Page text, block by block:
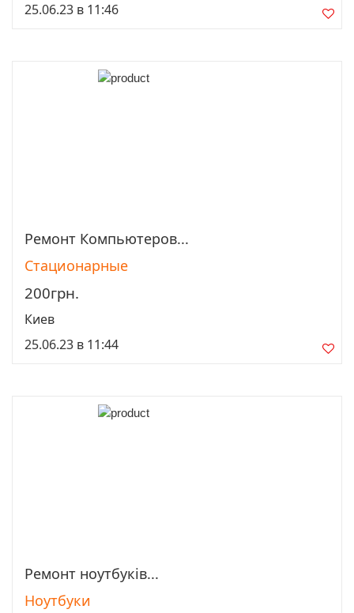
25.06.23 в 11:46
Просмотреть
Ремонт Компьютеров...
Стационарные
200грн.
Киев
25.06.23 в 11:44
Просмотреть
Ремонт ноутбуків...
Ноутбуки